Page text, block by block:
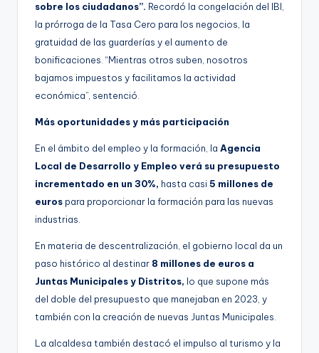
sobre los ciudadanos”. Recordó la congelación del IBI,
la prórroga de la Tasa Cero para los negocios, la
gratuidad de las guarderías y el aumento de
bonificaciones. “Mientras otros suben, nosotros
bajamos impuestos y facilitamos la actividad
económica”, sentenció.
Más oportunidades y más participación
En el ámbito del empleo y la formación, la Agencia
Local de Desarrollo y Empleo verá su presupuesto
incrementado en un 30%, hasta casi5 millones de
euros para proporcionar la formación para las nuevas
industrias.
En materia de descentralización, el gobierno local da un
paso histórico al destinar 8 millones de euros a
Juntas Municipales y Distritos, lo que supone más
del doble del presupuesto que manejaban en 2023, y
también con la creación de nuevas Juntas Municipales.
La alcaldesa también destacó el impulso al turismo y la